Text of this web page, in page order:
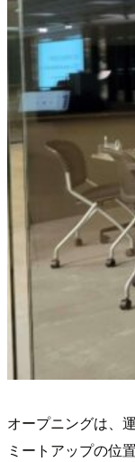
オープニングは、
ミートアップの位